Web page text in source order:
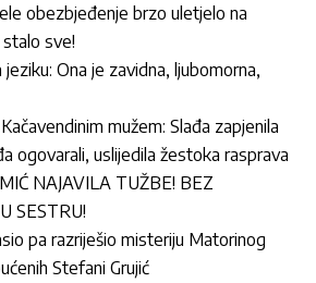
obezbjeđenje brzo uletjelo na
stalo sve!
Ona je zavidna, ljubomorna,
mužem: Slađa zapjenila
ogovarali, uslijedila žestoka rasprava
NAJAVILA TUŽBE! BEZ
SESTRU!
pa razriješio misteriju Matorinog
Stefani Grujić